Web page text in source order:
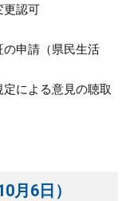
更認可
申請（県民生活
による意見の聴取
月6日）